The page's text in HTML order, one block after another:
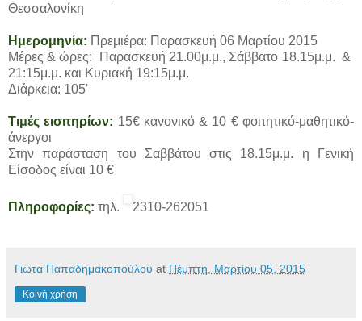
Θεσσαλονίκη
Ημερομηνία: Πρεμιέρα: Παρασκευή 06 Μαρτίου 2015
Μέρες & ώρες: Παρασκευή 21.00μ.μ., Σάββατο 18.15μ.μ. &
21:15μ.μ. και Κυριακή 19:15μ.μ.
Διάρκεια: 105'
Τιμές εισιτηρίων: 15€ κανονικό & 10 € φοιτητικό-μαθητικό-
άνεργοι
Στην παράσταση του Σαββάτου στις 18.15μ.μ. η Γενική
Είσοδος είναι 10 €
Πληροφορίες: τηλ. 2310-262051
Γιώτα Παπαδημακοπούλου at Πέμπτη, Μαρτίου 05, 2015
Κοινή χρήση